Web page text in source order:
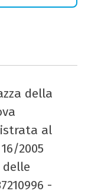
della
al
2005
-